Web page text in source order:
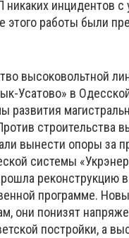
инцидентов с
этого работы были
высоковольтной
Усатово» в
развития
строительства
вынести опоры за
системы
реконструкцию
программе.
они понизят
постройки, а